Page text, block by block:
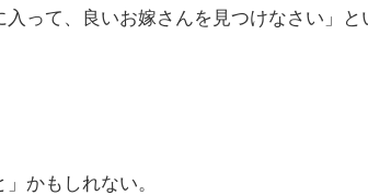
って、良いお嫁さんを見つけなさい」
かもしれない。